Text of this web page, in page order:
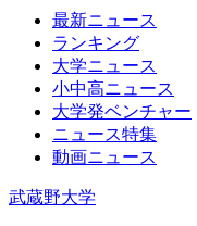
最新ニュース
ランキング
大学ニュース
小中高ニュース
大学発ベンチャー
ニュース特集
動画ニュース
武蔵野大学